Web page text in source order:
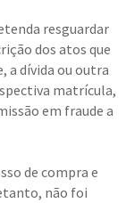
resguardar
dos atos que
a dívida ou outra
matrícula,
em fraude a
de compra e
não foi